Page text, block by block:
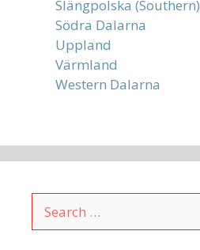
Slängpolska (Southern)
Södra Dalarna
Uppland
Värmland
Western Dalarna
for: